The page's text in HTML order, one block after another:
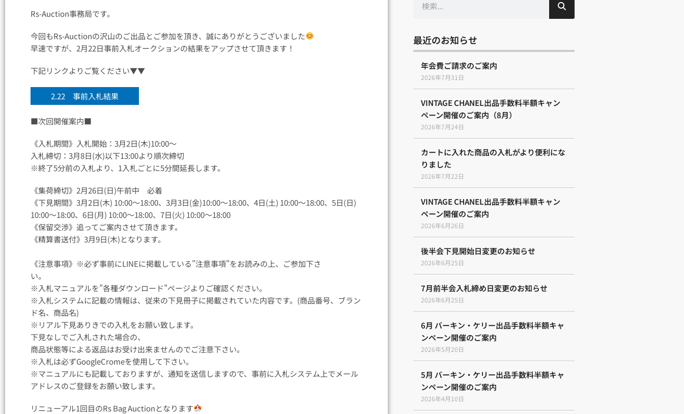
Rs-Auction事務局です。
今回もRs-Auctionの沢山のご出品とご参加を頂き、誠にありがとうございました
早速ですが、2月22日事前入札オークションの結果をアップさせて頂きます！
下記リンクよりご覧ください▼▼
2.22 事前入札結果
■次回開催案内■
《入札期間》入札開始：3月2日(木)10:00～
入札締切：3月8日(水)以下13:00より順次締切
※終了5分前の入札より、1入札ごとに5分間延長します。
《集荷締切》2月26日(日)午前中 必着
《下見期間》3月2日(木) 10:00〜18:00、3月3日(金)10:00〜18:00、4日(土) 10:00〜18:00、5日(日)
10:00〜18:00、6日(月) 10:00〜18:00、7日(火) 10:00〜18:00
《保留交渉》追ってご案内させて頂きます。
《精算書送付》3月9日(木)となります。
《注意事項》※必ず事前にLINEに掲載している”注意事項”をお読みの上、ご参加下さ
い。
※入札マニュアルを”各種ダウンロード”ページよりご確認ください。
※入札システムに記載の情報は、従来の下見冊子に掲載されていた内容です。(商品番号、ブラン
ド名、商品名)
※リアル下見ありきでの入札をお願い致します。
下見なしでご入札された場合の、
商品状態等による返品はお受け出来ませんのでご注意下さい。
※入札は必ずGoogleCromeを使用して下さい。
※マニュアルにも記載しておりますが、通知を送信しますので、事前に入札システム上でメール
アドレスのご登録をお願い致します。
リニューアル1回目のRs Bag Auctionとなります
最近のお知らせ
年会費ご請求のご案内
2026年7月31日
VINTAGE CHANEL出品手数料半額キャン
ペーン開催のご案内（8月）
2026年7月24日
カートに入れた商品の入札がより便利にな
りました
2026年7月22日
VINTAGE CHANEL出品手数料半額キャン
ペーン開催のご案内
2026年6月26日
後半会下見開始日変更のお知らせ
2026年6月25日
7月前半会入札締め日変更のお知らせ
2026年6月25日
6月 バーキン・ケリー出品手数料半額キャ
ンペーン開催のご案内
2026年5月20日
5月 バーキン・ケリー出品手数料半額キャ
ンペーン開催のご案内
2026年4月10日